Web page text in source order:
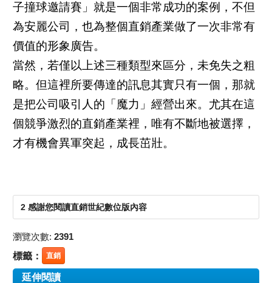
子撞球邀請賽」就是一個非常成功的案例，不但
為安麗公司，也為整個直銷產業做了一次非常有
價值的形象廣告。
當然，若僅以上述三種類型來區分，未免失之粗
略。但這裡所要傳達的訊息其實只有一個，那就
是把公司吸引人的「魔力」經營出來。尤其在這
個競爭激烈的直銷產業裡，唯有不斷地被選擇，
才有機會異軍突起，成長茁壯。
2 感謝您閱讀直銷世紀數位版內容
瀏覽次數: 2391
標籤： 直銷
延伸閱讀